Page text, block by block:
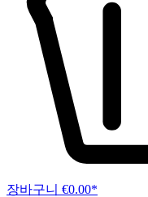
장바구니 €0.00*